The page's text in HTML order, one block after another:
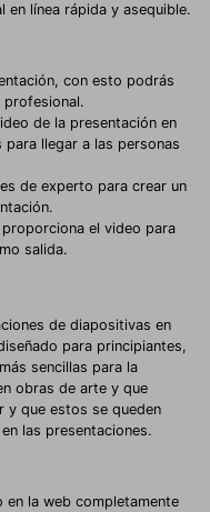
en línea rápida y asequible.
con esto podrás
profesional.
de la presentación en
llegar a las personas
de experto para crear un
el video para
salida.
de diapositivas en
para principiantes,
sencillas para la
obras de arte y que
y que estos se queden
las presentaciones.
en la web completamente